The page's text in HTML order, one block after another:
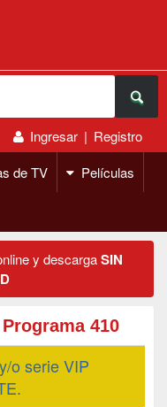
Ingresar | Registro
de TV Películas
y descargaSIN
410
o serie VIP